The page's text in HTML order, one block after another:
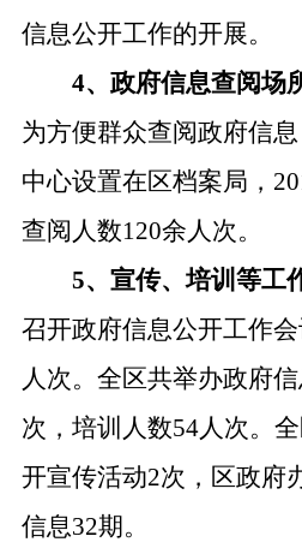
信息公开工作的开展。
4、政府信息查阅场
为方便群众查阅政府信
中心设置在区档案局，
查阅人数120余人次。
5、宣传、培训等工
召开政府信息公开工作会
人次。全区共举办政府
次，培训人数54人次。
开宣传活动2次，区政府
信息32期。